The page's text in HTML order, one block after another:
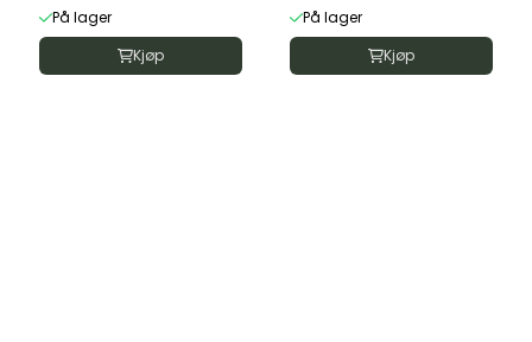
På lager
Kjøp
På lager
Kjøp